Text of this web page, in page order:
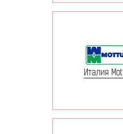
Италия